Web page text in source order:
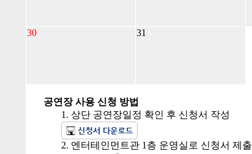
30 31
공연장 사용 신청 방법
1. 상단 공연장일정 확인 후 신청서 작성
2. 엔터테인먼트관 1층 운영실로 신청서 제출